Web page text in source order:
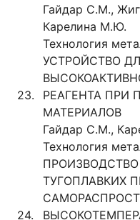
Гайдар С.М.,
Карелина М.Ю.
Технология
23.
УСТРОЙСТВО
РЕАГЕНТА ПРИ
МАТЕРИАЛОВ
Гайдар С.М.,
Технология
24.
ТУГОПЛАВКИХ